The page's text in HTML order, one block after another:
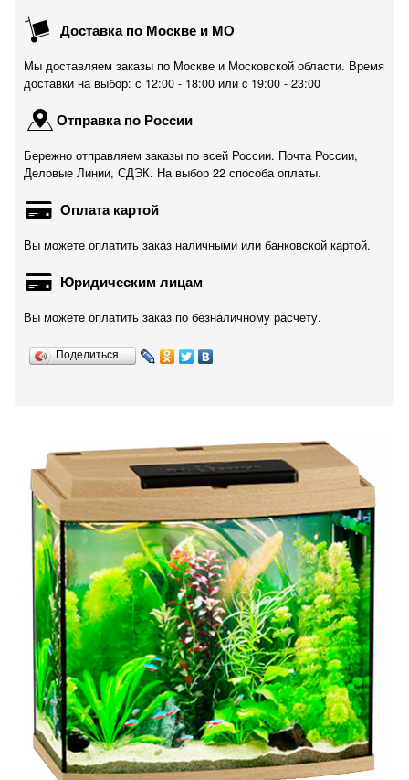
Доставка по Москве и МО
Мы доставляем заказы по Москве и Московской области. Время
доставки на выбор: с 12:00 - 18:00 или c 19:00 - 23:00
Отправка по России
Бережно отправляем заказы по всей России. Почта России,
Деловые Линии, СДЭК. На выбор 22 способа оплаты.
Оплата картой
Вы можете оплатить заказ наличными или банковской картой.
Юридическим лицам
Вы можете оплатить заказ по безналичному расчету.
Поделиться…